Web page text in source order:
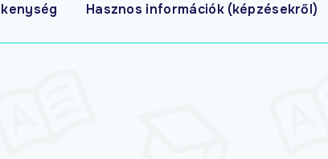
Hasznos információk (képzésekről)